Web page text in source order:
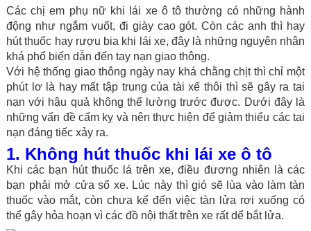
Các chị em phụ nữ khi lái xe ô tô thường có những hành
động như ngắm vuốt, đi giày cao gót. Còn các anh thì hay
hút thuốc hay rượu bia khi lái xe, đây là những nguyên nhân
khá phổ biến dẫn đến tay nạn giao thông.
Với hệ thống giao thông ngày nay khá chằng chịt thì chỉ một
phút lơ là hay mất tập trung của tài xế thôi thì sẽ gây ra tai
nạn với hậu quả không thể lường trước được. Dưới đây là
những vấn đề cấm kỵ và nên thực hiện để giảm thiểu các tai
nạn đáng tiếc xảy ra.
1. Không hút thuốc khi lái xe ô tô
Khi các bạn hút thuốc lá trên xe, điều đương nhiên là các
bạn phải mở cửa sổ xe. Lúc này thì gió sẽ lùa vào làm tàn
thuốc vào mắt, còn chưa kể đến việc tàn lửa rơi xuống có
thể gây hỏa hoạn vì các đồ nội thất trên xe rất dể bắt lửa.